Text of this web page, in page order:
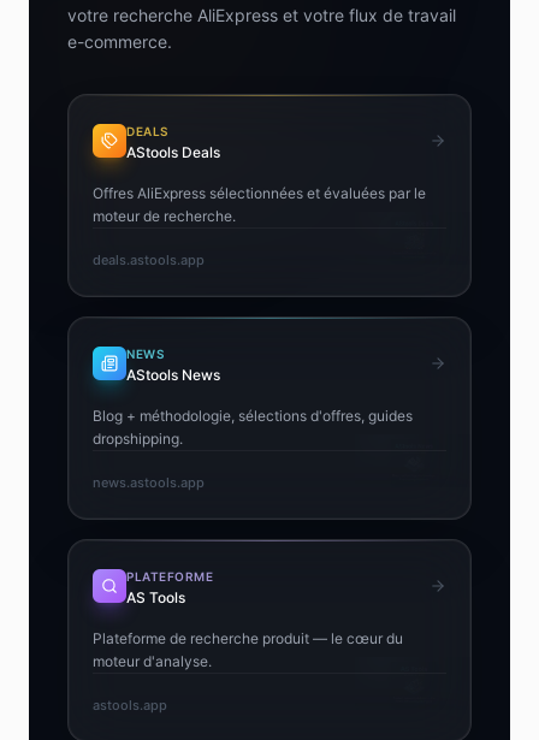
votre recherche AliExpress et votre flux de travail
e-commerce.
DEALS
AStools Deals
Offres AliExpress sélectionnées et évaluées par le
moteur de recherche.
deals.astools.app
NEWS
AStools News
Blog + méthodologie, sélections d'offres, guides
dropshipping.
news.astools.app
PLATEFORME
AS Tools
Plateforme de recherche produit — le cœur du
moteur d'analyse.
astools.app